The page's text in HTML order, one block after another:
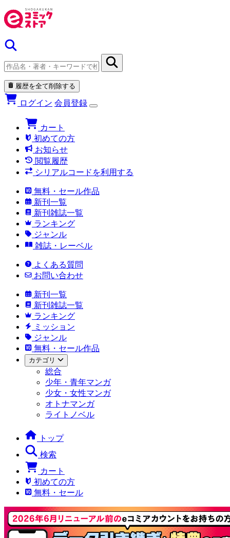
履歴を全て削除する
ログイン 会員登録
カート
初めての方
お知らせ
閲覧履歴
シリアルコードを利用する
無料・セール作品
新刊一覧
新刊雑誌一覧
ランキング
ジャンル
雑誌・レーベル
よくある質問
お問い合わせ
新刊一覧
新刊雑誌一覧
ランキング
ミッション
ジャンル
無料・セール作品
カテゴリ
総合
少年・青年マンガ
少女・女性マンガ
オトナマンガ
ライトノベル
トップ
検索
カート
初めての方
無料・セール